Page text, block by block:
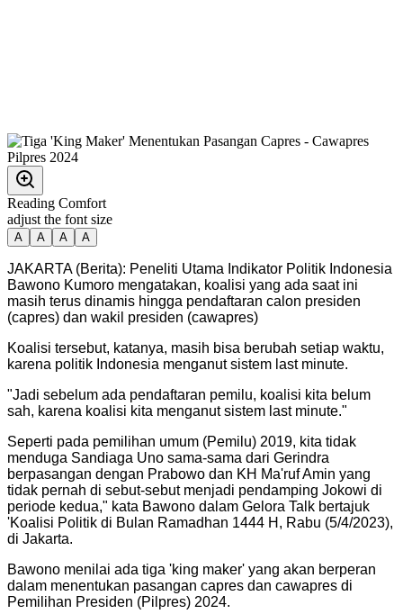
Reading Comfort
adjust the font size
A A A A
JAKARTA (Berita): Peneliti Utama Indikator Politik Indonesia
Bawono Kumoro mengatakan, koalisi yang ada saat ini
masih terus dinamis hingga pendaftaran calon presiden
(capres) dan wakil presiden (cawapres)
Koalisi tersebut, katanya, masih bisa berubah setiap waktu,
karena politik Indonesia menganut sistem last minute.
"Jadi sebelum ada pendaftaran pemilu, koalisi kita belum
sah, karena koalisi kita menganut sistem last minute."
Seperti pada pemilihan umum (Pemilu) 2019, kita tidak
menduga Sandiaga Uno sama-sama dari Gerindra
berpasangan dengan Prabowo dan KH Ma'ruf Amin yang
tidak pernah di sebut-sebut menjadi pendamping Jokowi di
periode kedua," kata Bawono dalam Gelora Talk bertajuk
'Koalisi Politik di Bulan Ramadhan 1444 H, Rabu (5/4/2023),
di Jakarta.
Bawono menilai ada tiga 'king maker' yang akan berperan
dalam menentukan pasangan capres dan cawapres di
Pemilihan Presiden (Pilpres) 2024.